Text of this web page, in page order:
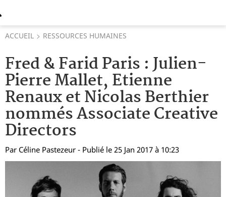
ACCUEIL RESSOURCES HUMAINES
Fred & Farid Paris : Julien-
Pierre Mallet, Etienne
Renaux et Nicolas Berthier
nommés Associate Creative
Directors
Par Céline Pastezeur - Publié le 25 Jan 2017 à 10:23